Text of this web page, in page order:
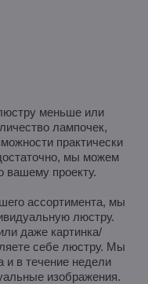
меньше или
лампочек,
практически
мы можем
вашему проекту.
ассортимента, мы
люстру.
даже картинка/
себе люстру. Мы
и в течение недели
изображения.